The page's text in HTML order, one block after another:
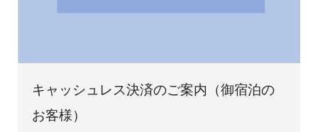
キャッシュレス決済のご案内（御宿泊の
お客様）